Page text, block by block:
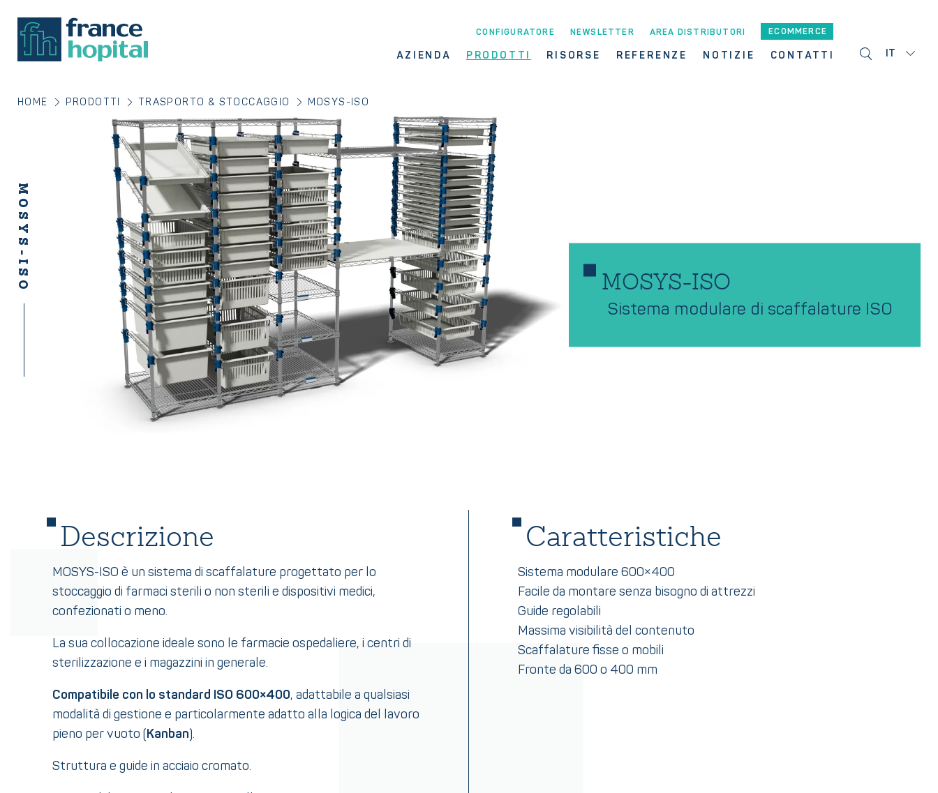
AZIENDA PRODOTTI RISORSE REFERENZE NOTIZIE CONTATTI
ECOMMERCE
CONFIGURATORE NEWSLETTER AREA DISTRIBUTORI
IT
MOSYS-ISO
HOME PRODOTTI TRASPORTO & STOCCAGGIO MOSYS-ISO
MOSYS-ISO
Sistema modulare di scaffalature ISO
Descrizione
MOSYS-ISO è un sistema di scaffalature progettato per lo
stoccaggio di farmaci sterili o non sterili e dispositivi medici,
confezionati o meno.
La sua collocazione ideale sono le farmacie ospedaliere, i centri di
sterilizzazione e i magazzini in generale.
Compatibile con lo standard ISO 600×400, adattabile a qualsiasi
modalità di gestione e particolarmente adatto alla logica del lavoro
pieno per vuoto (Kanban).
Struttura e guide in acciaio cromato.
Caratteristiche
Sistema modulare 600×400
Facile da montare senza bisogno di attrezzi
Guide regolabili
Massima visibilità del contenuto
Scaffalature fisse o mobili
Fronte da 600 o 400 mm